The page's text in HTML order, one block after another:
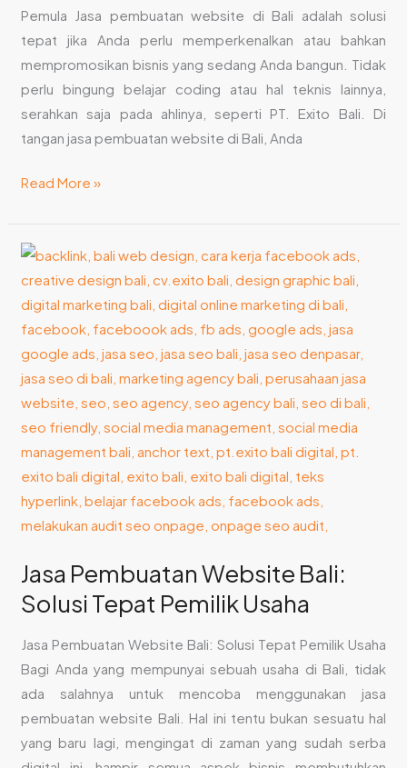
Pemula Jasa pembuatan website di Bali adalah solusi
tepat jika Anda perlu memperkenalkan atau bahkan
mempromosikan bisnis yang sedang Anda bangun. Tidak
perlu bingung belajar coding atau hal teknis lainnya,
serahkan saja pada ahlinya, seperti PT. Exito Bali. Di
tangan jasa pembuatan website di Bali, Anda
Read More »
Jasa Pembuatan Website Bali:
Solusi Tepat Pemilik Usaha
Jasa Pembuatan Website Bali: Solusi Tepat Pemilik Usaha
Bagi Anda yang mempunyai sebuah usaha di Bali, tidak
ada salahnya untuk mencoba menggunakan jasa
pembuatan website Bali. Hal ini tentu bukan sesuatu hal
yang baru lagi, mengingat di zaman yang sudah serba
Jasa
Pembuatan
Website
Bali:
Solusi
Tepat
Pemilik
Usaha